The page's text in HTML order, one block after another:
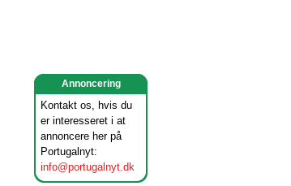
Annoncering
Kontakt os, hvis du
er interesseret i at
annoncere her på
Portugalnyt:
info@portugalnyt.dk